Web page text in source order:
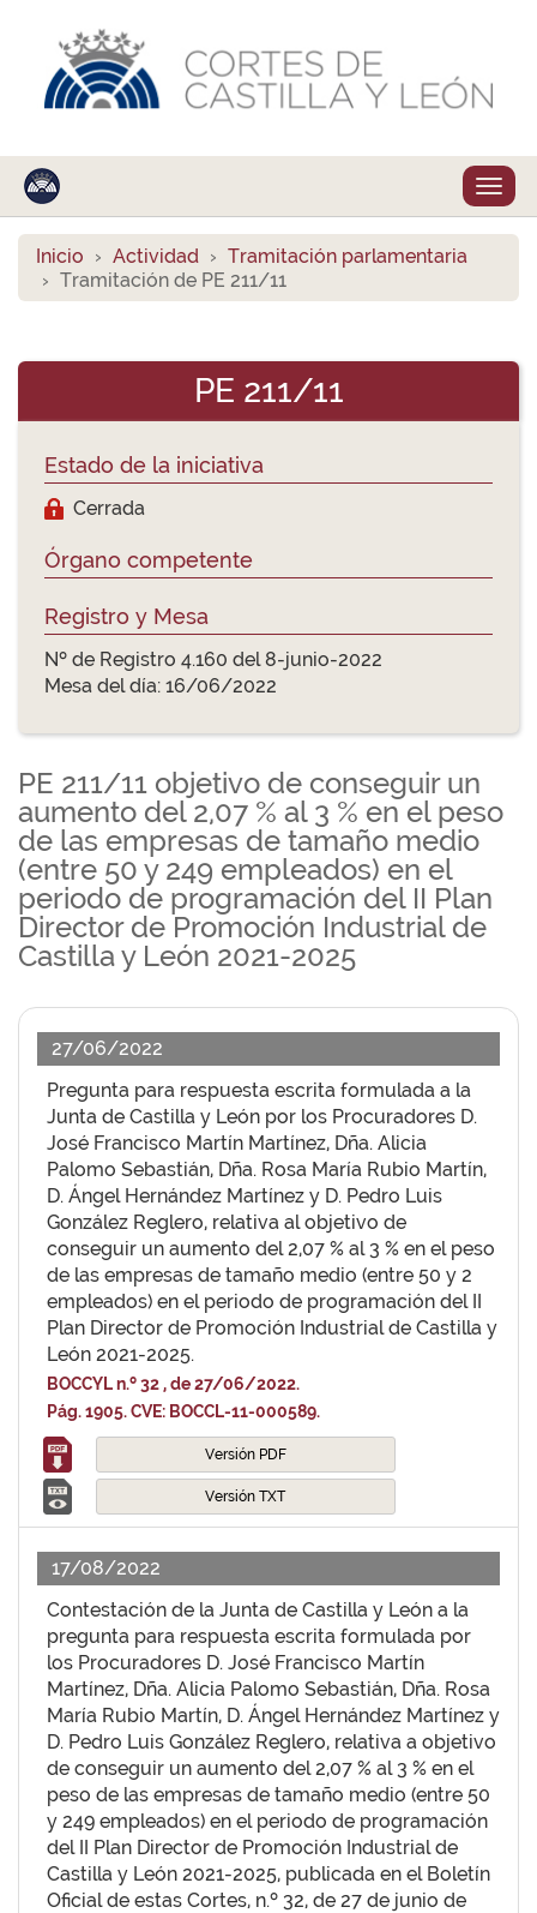
Inicio Actividad
Tramitación parlamentaria
Tramitación de PE 211/11
PE 211/11
Estado de la iniciativa
Cerrada
Órgano competente
Registro y Mesa
Nº de Registro 4.160 del 8-junio-2022
Mesa del día: 16/06/2022
PE 211/11 objetivo de conseguir un
aumento del 2,07 % al 3 % en el peso
de las empresas de tamaño medio
(entre 50 y 249 empleados) en el
periodo de programación del II Plan
Director de Promoción Industrial de
Castilla y León 2021-2025
27/06/2022
Pregunta para respuesta escrita formulada a la
Junta de Castilla y León por los Procuradores D.
José Francisco Martín Martínez, Dña. Alicia
Palomo Sebastián, Dña. Rosa María Rubio Martín,
D. Ángel Hernández Martínez y D. Pedro Luis
González Reglero, relativa al objetivo de
conseguir un aumento del 2,07 % al 3 % en el peso
de las empresas de tamaño medio (entre 50 y 2
empleados) en el periodo de programación del II
Plan Director de Promoción Industrial de Castilla y
León 2021-2025.
BOCCYL n.º 32 , de 27/06/2022.
Pág. 1905. CVE: BOCCL-11-000589.
Versión PDF
Versión TXT
17/08/2022
Contestación de la Junta de Castilla y León a la
pregunta para respuesta escrita formulada por
los Procuradores D. José Francisco Martín
Martínez, Dña. Alicia Palomo Sebastián, Dña. Rosa
María Rubio Martín, D. Ángel Hernández Martínez y
D. Pedro Luis González Reglero, relativa a objetivo
de conseguir un aumento del 2,07 % al 3 % en el
peso de las empresas de tamaño medio (entre 50
y 249 empleados) en el periodo de programación
del II Plan Director de Promoción Industrial de
Castilla y León 2021-2025, publicada en el Boletín
Oficial de estas Cortes, n.º 32, de 27 de junio de